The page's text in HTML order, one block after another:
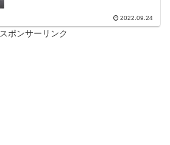
2022.09.24
スポンサーリンク